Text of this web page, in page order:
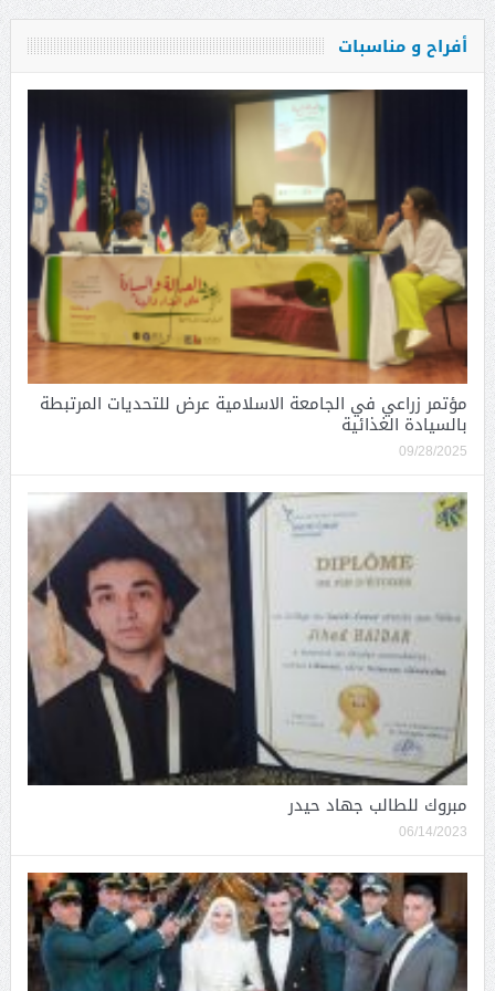
أفراح و مناسبات
مؤتمر زراعي في الجامعة الاسلامية عرض للتحديات المرتبطة
بالسيادة الغذائية
09/28/2025
مبروك للطالب جهاد حيدر
06/14/2023